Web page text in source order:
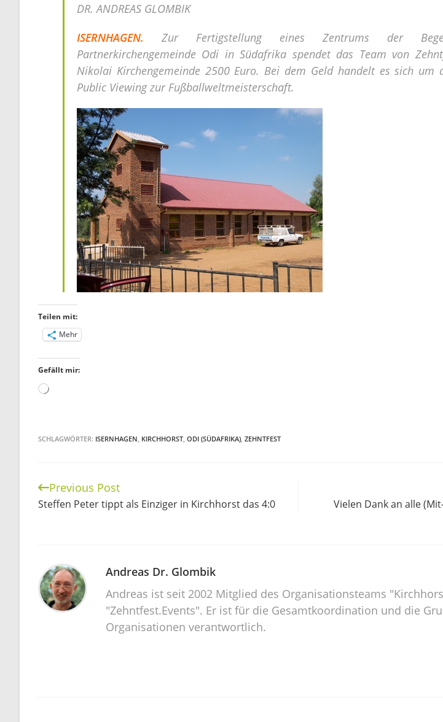
DR. ANDREAS GLOMBIK
ISERNHAGEN. Zur Fertigstellung eines Zentrums der
Partnerkirchengemeinde Odi in Südafrika spendet das Team von
Nikolai Kirchengemeinde 2500 Euro. Bei dem Geld handelt es sich um
Public Viewing zur Fußballweltmeisterschaft.
Teilen mit:
Mehr
Gefällt mir:
Wird
SCHLAGWÖRTER: ISERNHAGEN KIRCHHORST ODI (SÜDAFRIKA) ZEHNTFEST
Continue
Reading
Previous Post
Steffen Peter tippt als Einziger in Kirchhorst das 4:0
Vielen Dank an alle
Andreas Dr. Glombik
Andreas ist seit 2002 Mitglied des Organisationsteams
"Zehntfest.Events". Er ist für die Gesamtkoordination und die
Organisationen verantwortlich.